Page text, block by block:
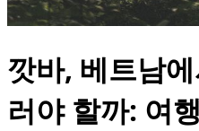
깟바, 베트남
러야 할까: 여